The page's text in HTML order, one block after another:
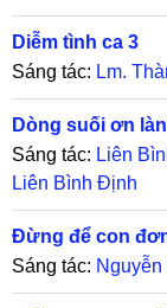
Diễm tình ca 3
Sáng tác: Lm.
Dòng suối ơn
Sáng tác: Liên
Liên Bình Định
Đừng để con
Sáng tác: Nguyễn